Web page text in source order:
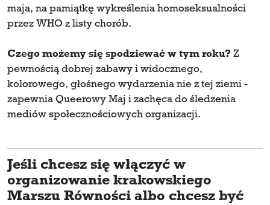
maja, na pamiątkę wykreślenia homoseksualności
przez WHO z listy chorób.
Czego możemy się spodziewać w tym roku? Z
pewnością dobrej zabawy i widocznego,
kolorowego, głośnego wydarzenia nie z tej ziemi -
zapewnia Queerowy Maj i zachęca do śledzenia
mediów społecznościowych organizacji.
Jeśli chcesz się włączyć w
organizowanie krakowskiego
Marszu Równości albo chcesz być